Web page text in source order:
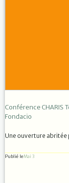
Conférence CHARIS
Fondacio
Une ouverture abritée
Publié leMai 3